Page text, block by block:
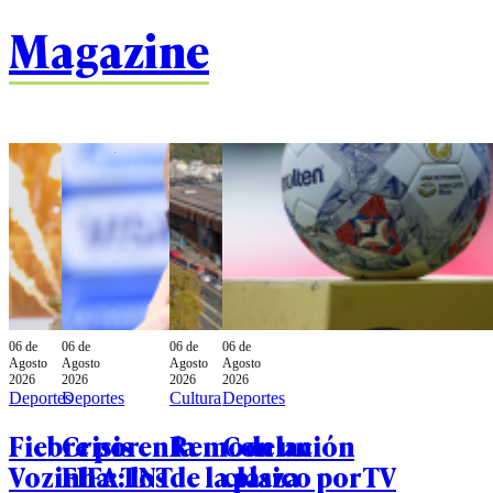
Magazine
06 de
Agosto
2026
Deportes
Fiebre por
Vozinha: TNT
06 de
Agosto
2026
Deportes
Crisis en la
FIFA: los
06 de
Agosto
2026
Cultura
Remodelación
de la plaza
06 de
Agosto
2026
Deportes
Con un
clásico por TV